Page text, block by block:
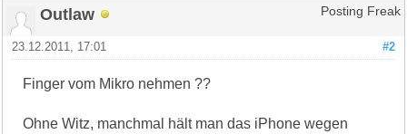
Outlaw Posting Freak
#2
23.12.2011, 17:01
Finger vom Mikro nehmen ??
Ohne Witz, manchmal hält man das iPhone wegen